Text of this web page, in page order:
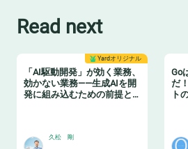
Read next
Yardオリジナル
「AI駆動開発」が効く業務、
効かない業務——生成AIを開
発に組み込むための前提と
久松 剛
Go
だ
ト